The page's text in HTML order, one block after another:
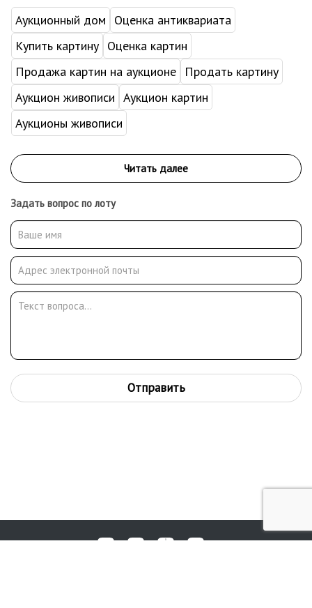
Аукционный дом
Оценка антиквариата
Купить картину Оценка картин
Продажа картин на аукционе
Продать картину
Аукцион живописи Аукцион картин
Аукционы живописи
Задать вопрос по лоту
Отправить